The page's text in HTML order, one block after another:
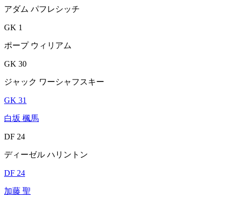
アダム パフレシッチ
GK 1
ポープ ウィリアム
GK 30
ジャック ワーシャフスキー
GK 31
白坂 楓馬
DF 24
ディーゼル ハリントン
DF 24
加藤 聖